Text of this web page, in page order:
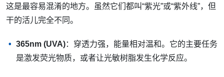
这是最容易混淆的地方。虽然它们都叫“紫光”或“紫外线”，但
干的活儿完全不同。
365nm (UVA)：穿透力强，能量相对温和。它的主要任务
是激发荧光物质，或者让光敏树脂发生化学反应。